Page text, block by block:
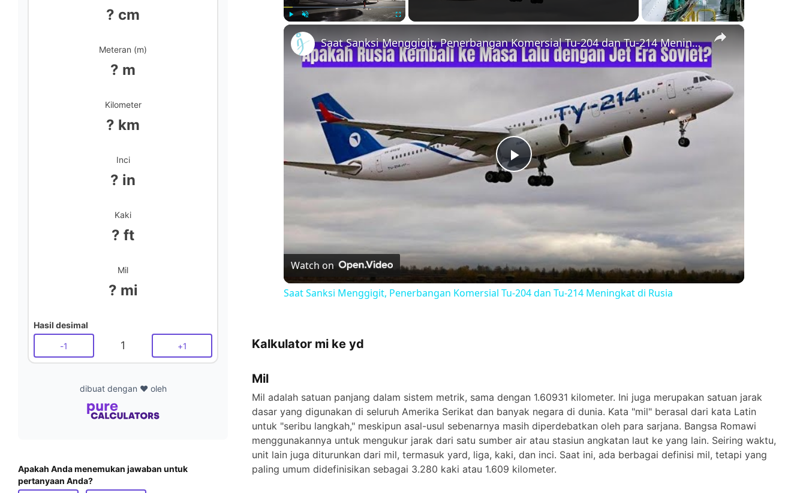
? cm
Meteran (m)
? m
Kilometer
? km
Inci
? in
Kaki
? ft
Mil
? mi
Hasil desimal
-1 1 +1
dibuat dengan ❤️ oleh
Apakah Anda menemukan jawaban untuk
pertanyaan Anda?
×
P
l
a
y
e
o
Saat Sanksi Menggigit, Penerbangan Komersial Tu-204 dan Tu-214 Meningkat di Rusia
Watch on
Saat Sanksi Menggigit, Penerbangan Komersial Tu-204 dan Tu-214 Meningkat di Rusia
Kalkulator mi ke yd
Mil
Mil adalah satuan panjang dalam sistem metrik, sama dengan 1.60931 kilometer. Ini juga merupakan satuan jarak
dasar yang digunakan di seluruh Amerika Serikat dan banyak negara di dunia. Kata "mil" berasal dari kata Latin
untuk "seribu langkah," meskipun asal-usul sebenarnya masih diperdebatkan oleh para sarjana. Bangsa Romawi
menggunakannya untuk mengukur jarak dari satu sumber air atau stasiun angkatan laut ke yang lain. Seiring waktu,
unit lain juga diturunkan dari mil, termasuk yard, liga, kaki, dan inci. Saat ini, ada berbagai definisi mil, tetapi yang
paling umum didefinisikan sebagai 3.280 kaki atau 1.609 kilometer.